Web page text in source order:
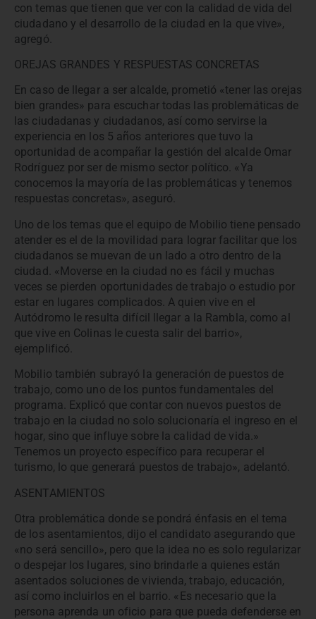
con temas que tienen que ver con la calidad de vida del
ciudadano y el desarrollo de la ciudad en la que vive»,
agregó.
OREJAS GRANDES Y RESPUESTAS CONCRETAS
En caso de llegar a ser alcalde, prometió «tener las orejas
bien grandes» para escuchar todas las problemáticas de
las ciudadanas y ciudadanos, así como servirse la
experiencia en los 5 años anteriores que tuvo la
oportunidad de acompañar la gestión del alcalde Omar
Rodríguez por ser de mismo sector político. «Ya
conocemos la mayoría de las problemáticas y tenemos
respuestas concretas», aseguró.
Uno de los temas que el equipo de Mobilio tiene pensado
atender es el de la movilidad para lograr facilitar que los
ciudadanos se muevan de un lado a otro dentro de la
ciudad. «Moverse en la ciudad no es fácil y muchas
veces se pierden oportunidades de trabajo o estudio por
estar en lugares complicados. A quien vive en el
Autódromo le resulta difícil llegar a la Rambla, como al
que vive en Colinas le cuesta salir del barrio»,
ejemplificó.
Mobilio también subrayó la generación de puestos de
trabajo, como uno de los puntos fundamentales del
programa. Explicó que contar con nuevos puestos de
trabajo en la ciudad no solo solucionaría el ingreso en el
hogar, sino que influye sobre la calidad de vida.»
Tenemos un proyecto específico para recuperar el
turismo, lo que generará puestos de trabajo», adelantó.
ASENTAMIENTOS
Otra problemática donde se pondrá énfasis en el tema
de los asentamientos, dijo el candidato asegurando que
«no será sencillo», pero que la idea no es solo regularizar
o despejar los lugares, sino brindarle a quienes están
asentados soluciones de vivienda, trabajo, educación,
así como incluirlos en el barrio. «Es necesario que la
persona aprenda un oficio para que pueda defenderse en